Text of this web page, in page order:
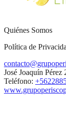
Quiénes Somos
Política de
José Joaquín Pérez
Teléfono: